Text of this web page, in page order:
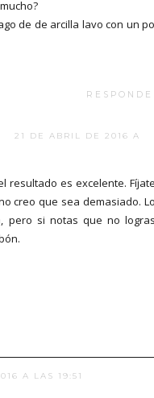
de de arcilla lavo con un
21 DE ABRIL DE 2016 A
resultado es excelente.
creo que sea demasiado.
pero si notas que no
A LAS 19:51